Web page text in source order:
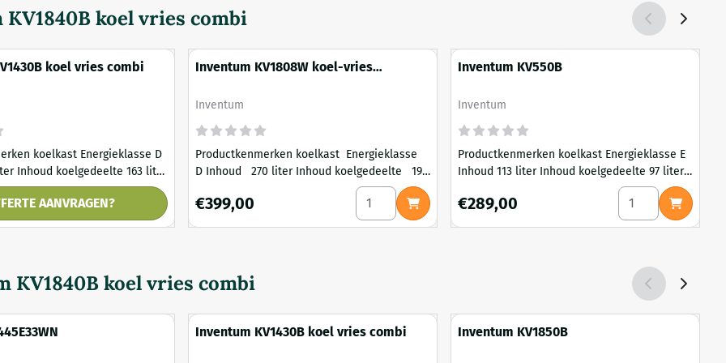
koel vries combi
koel vries combi
Energieklasse D
41 liter
digitaal
3
AANVRAGEN?
Inventum KV1808W koel-vries
Merk:
Inventum
Productkenmerken koelkast Energieklasse
D Inhoud 270 liter Inhoud koelgedeelte 199
Binnenverlichting led Thermostaat digitaal
Prijs: 399,00
€399,00 Aantal kiezen voor Inventum KV1808W koel-vries combinatie
Inventum KV550B
Merk:
Inventum
Productkenmerken koelkast Energieklasse E
Inhoud 113 liter Inhoud koelgedeelte 97 liter
Binnenverlichting ja Draagplateau 2
Prijs: 289,00
€289,00 Aantal kiezen
KV1840B koel vries combi
Inventum KV1430B koel vries combi Inventum KV1850B